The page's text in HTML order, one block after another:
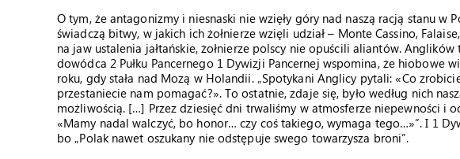
O tym, że antagonizmy i niesnaski nie wzięły góry nad naszą racją stanu w
świadczą bitwy, w jakich ich żołnierze wzięli udział – Monte Cassino,
na jaw ustalenia jałtańskie, żołnierze polscy nie opuścili aliantów. Anglików
dowódca 2 Pułku Pancernego 1 Dywizji Pancernej wspomina, że hiobowe
roku, gdy stała nad Mozą w Holandii. „Spotykani Anglicy pytali: «Co
przestaniecie nam pomagać?». To ostatnie, zdaje się, było według nich
możliwością. […] Przez dziesięć dni trwaliśmy w atmosferze niepewności i
«Mamy nadal walczyć, bo honor… czy coś takiego, wymaga tego…»”. I 1
bo „Polak nawet oszukany nie odstępuje swego towarzysza broni”.